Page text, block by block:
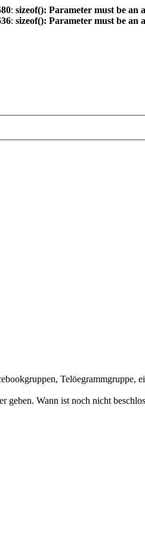
: sizeof(): Parameter must be
: sizeof(): Parameter must be
geben. Wann ist noch nicht